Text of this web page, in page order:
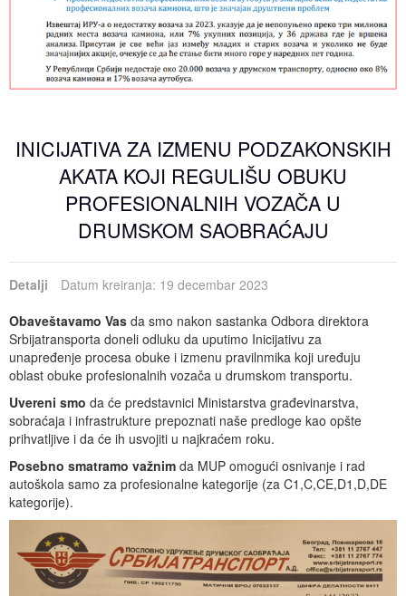
INICIJATIVA ZA IZMENU PODZAKONSKIH
AKATA KOJI REGULIŠU OBUKU
PROFESIONALNIH VOZAČA U
DRUMSKOM SAOBRAĆAJU
Detalji
Datum kreiranja: 19 decembar 2023
Obaveštavamo Vas da smo nakon sastanka Odbora direktora
Srbijatransporta doneli odluku da uputimo Inicijativu za
unapređenje procesa obuke i izmenu pravilnmika koji uređuju
oblast obuke profesionalnih vozača u drumskom transportu.
Uvereni smo da će predstavnici Ministarstva građevinarstva,
sobraćaja i infrastrukture prepoznati naše predloge kao opšte
prihvatljive i da će ih usvojiti u najkraćem roku.
Posebno smatramo važnim da MUP omogući osnivanje i rad
autoškola samo za profesionalne kategorije (za C1,C,CE,D1,D,DE
kategorije).